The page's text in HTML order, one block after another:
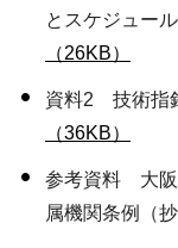
とスケジュー
（26KB）
資料2 技術指
（36KB）
参考資料 大阪
属機関条例（